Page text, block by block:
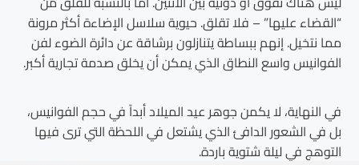
“القضاء عليها” – فلا تقلق. حيوية سلاسل الإضاءة أكثر مرونة
مما نتخيل. إنهم ببساطة يتنازلون برشاقة عن دائرة الضوء لفن
الفوانيس واسع النطاق الذي يمكن أن يخلق صدمة تجارية أكبر.
في النهاية، لا يكمن جوهر عيد الميلاد أبداً في حجم الفوانيس،
بل في الشعور الدافئ الذي يشتعل في اللحظة التي ترى فيها
التوهج في ليلة شتوية باردة.